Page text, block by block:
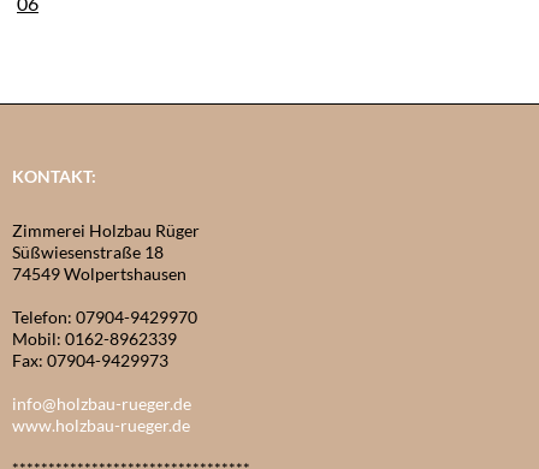
KONTAKT:
Zimmerei Holzbau Rüger
Süßwiesenstraße 18
74549 Wolpertshausen
Telefon: 07904-9429970
Mobil: 0162-8962339
Fax: 07904-9429973
info@holzbau-rueger.de
www.holzbau-rueger.de